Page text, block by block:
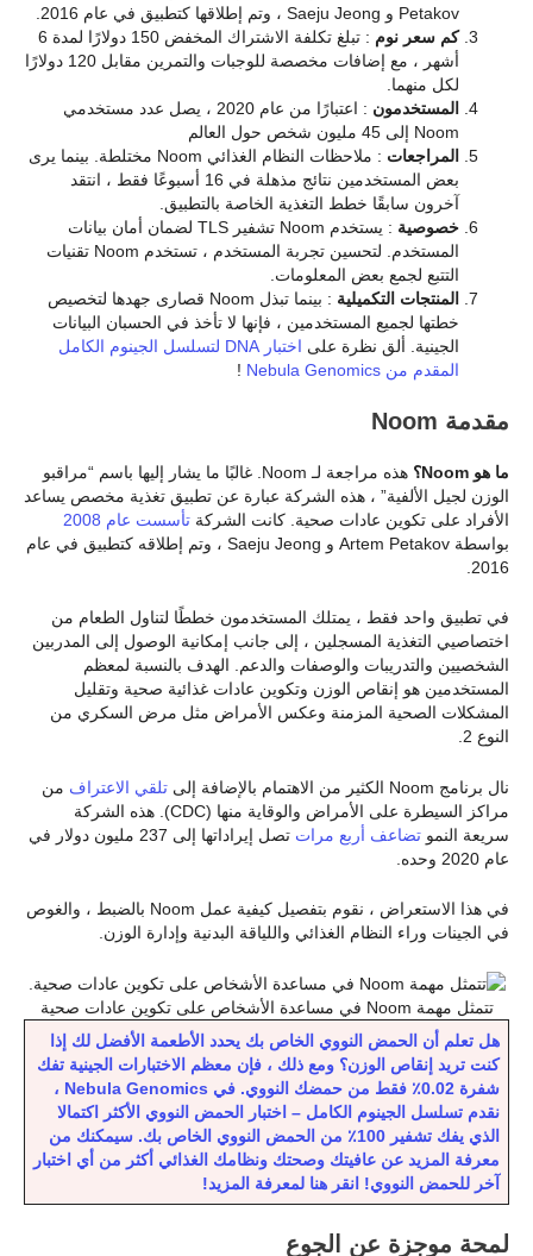
Petakov و Saeju Jeong ، وتم إطلاقها كتطبيق في عام 2016.
كم سعر نوم
: تبلغ تكلفة الاشتراك المخفض 150 دولارًا لمدة 6
أشهر ، مع إضافات مخصصة للوجبات والتمرين مقابل 120 دولارًا
لكل منهما.
المستخدمون
: اعتبارًا من عام 2020 ، يصل عدد مستخدمي
Noom إلى 45 مليون شخص حول العالم
المراجعات
: ملاحظات النظام الغذائي Noom مختلطة. بينما يرى
بعض المستخدمين نتائج مذهلة في 16 أسبوعًا فقط ، انتقد
آخرون سابقًا خطط التغذية الخاصة بالتطبيق.
خصوصية
: يستخدم Noom تشفير TLS لضمان أمان بيانات
المستخدم. لتحسين تجربة المستخدم ، تستخدم Noom تقنيات
التتبع لجمع بعض المعلومات.
المنتجات التكميلية
: بينما تبذل Noom قصارى جهدها لتخصيص
خطتها لجميع المستخدمين ، فإنها لا تأخذ في الحسبان البيانات
الجينية. ألق نظرة على
اختبار DNA لتسلسل الجينوم الكامل
المقدم من Nebula Genomics
!
مقدمة Noom
ما هو Noom؟
هذه مراجعة لـ Noom. غالبًا ما يشار إليها باسم “مراقبو
الوزن لجيل الألفية” ، هذه الشركة عبارة عن تطبيق تغذية مخصص يساعد
الأفراد على تكوين عادات صحية. كانت الشركة تأسست عام 2008
بواسطة Artem Petakov و Saeju Jeong ، وتم إطلاقه كتطبيق في عام
2016.
في تطبيق واحد فقط ، يمتلك المستخدمون خططًا لتناول الطعام من
اختصاصيي التغذية المسجلين ، إلى جانب إمكانية الوصول إلى المدربين
الشخصيين والتدريبات والوصفات والدعم. الهدف بالنسبة لمعظم
المستخدمين هو إنقاص الوزن وتكوين عادات غذائية صحية وتقليل
المشكلات الصحية المزمنة وعكس الأمراض مثل مرض السكري من
النوع 2.
نال برنامج Noom الكثير من الاهتمام بالإضافة إلى تلقي الاعتراف من
مراكز السيطرة على الأمراض والوقاية منها (CDC). هذه الشركة
سريعة النمو تضاعف أربع مرات
تصل إيراداتها إلى 237 مليون دولار في
عام 2020 وحده.
في هذا الاستعراض ، نقوم بتفصيل كيفية عمل Noom بالضبط ، والغوص
في الجينات وراء النظام الغذائي واللياقة البدنية وإدارة الوزن.
تتمثل مهمة Noom في مساعدة الأشخاص على تكوين عادات صحية
هل تعلم أن الحمض النووي الخاص بك يحدد الأطعمة الأفضل لك إذا
كنت تريد إنقاص الوزن؟ ومع ذلك ، فإن معظم الاختبارات الجينية تفك
شفرة 0.02٪ فقط من حمضك النووي. في Nebula Genomics ،
نقدم تسلسل الجينوم الكامل – اختبار الحمض النووي الأكثر اكتمالا
الذي يفك تشفير 100٪ من الحمض النووي الخاص بك. سيمكنك من
معرفة المزيد عن عافيتك وصحتك ونظامك الغذائي أكثر من أي اختبار
آخر للحمض النووي! انقر هنا لمعرفة المزيد!
لمحة موجزة عن الجوع